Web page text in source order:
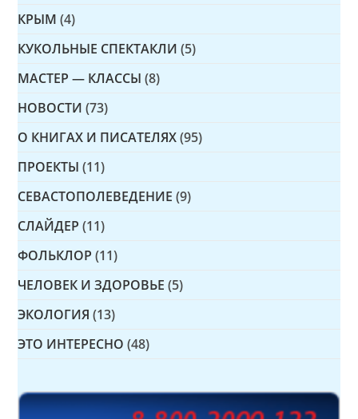
КРЫМ (4)
КУКОЛЬНЫЕ СПЕКТАКЛИ (5)
МАСТЕР — КЛАССЫ (8)
НОВОСТИ (73)
О КНИГАХ И ПИСАТЕЛЯХ (95)
ПРОЕКТЫ (11)
СЕВАСТОПОЛЕВЕДЕНИЕ (9)
СЛАЙДЕР (11)
ФОЛЬКЛОР (11)
ЧЕЛОВЕК И ЗДОРОВЬЕ (5)
ЭКОЛОГИЯ (13)
ЭТО ИНТЕРЕСНО (48)